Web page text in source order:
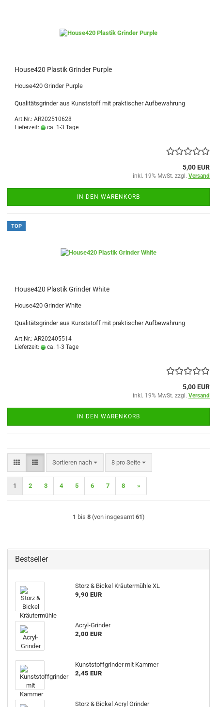
House420 Plastik Grinder Purple
House420 Grinder Purple
Qualitätsgrinder aus Kunststoff mit praktischer Aufbewahrung
Art.Nr.: AR202510628
Lieferzeit:
ca. 1-3 Tage
5,00 EUR
inkl. 19% MwSt. zzgl. Versand
IN DEN WARENKORB
TOP
House420 Plastik Grinder White
House420 Grinder White
Qualitätsgrinder aus Kunststoff mit praktischer Aufbewahrung
Art.Nr.: AR202405514
Lieferzeit:
ca. 1-3 Tage
5,00 EUR
inkl. 19% MwSt. zzgl. Versand
IN DEN WARENKORB
Sortieren nach
Sortieren nach 8 pro Seite
pro Seite
1 2 3 4 5 6 7 8 »
1 bis 8(von insgesamt 61)
Bestseller
Storz & Bickel Kräutermühle XL
9,90 EUR
Acryl-Grinder
2,00 EUR
Kunststoffgrinder mit Kammer
2,45 EUR
Storz & Bickel Acryl Grinder